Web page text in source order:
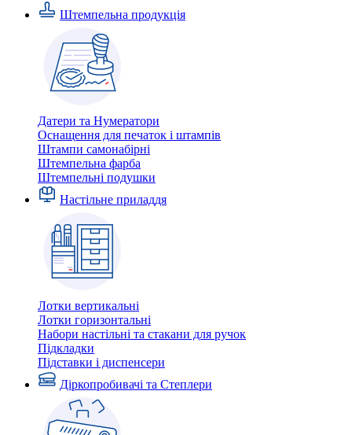
Штемпельна продукція
Датери та Нумератори
Оснащення для печаток і штампів
Штампи самонабірні
Штемпельна фарба
Штемпельні подушки
Настільне приладдя
Лотки вертикальні
Лотки горизонтальні
Набори настільні та стакани для ручок
Підкладки
Підставки і диспенсери
Діркопробивачі та Степлери